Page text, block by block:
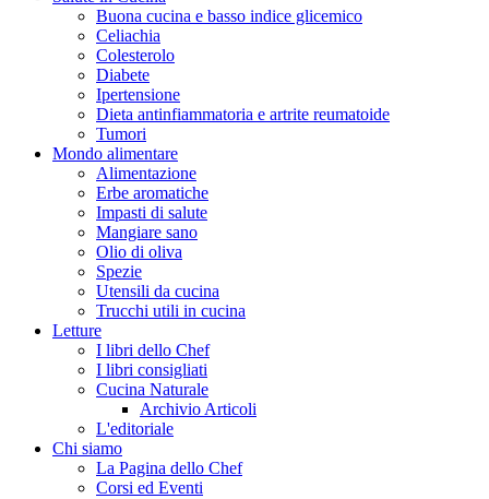
Buona cucina e basso indice glicemico
Celiachia
Colesterolo
Diabete
Ipertensione
Dieta antinfiammatoria e artrite reumatoide
Tumori
Mondo alimentare
Alimentazione
Erbe aromatiche
Impasti di salute
Mangiare sano
Olio di oliva
Spezie
Utensili da cucina
Trucchi utili in cucina
Letture
I libri dello Chef
I libri consigliati
Cucina Naturale
Archivio Articoli
L'editoriale
Chi siamo
La Pagina dello Chef
Corsi ed Eventi